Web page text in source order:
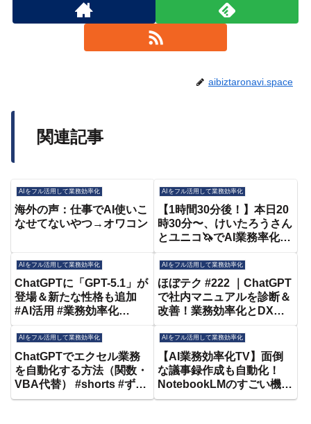
aibiztaronavi.space
関連記事
AIをフル活用して業務効率化
海外の声：仕事でAI使いこ
なせてないやつ→オワコン
AIをフル活用して業務効率化
【1時間30分後！】本日20
時30分〜、けいたろうさん
とユニコ🦄でAI業務率化の
話題の色んなツールを試し
ていきたいと思いま
す！！！
AIをフル活用して業務効率化
ChatGPTに「GPT-5.1」が
登場＆新たな性格も追加
#AI活用 #業務効率化
#MicrosoftCopilot
@Microsoft
AIをフル活用して業務効率化
ほぼテク #222 ｜ChatGPT
で社内マニュアルを診断＆
改善！業務効率化とDXを
徹底解説
AIをフル活用して業務効率化
ChatGPTでエクセル業務
を自動化する方法（関数・
VBA代替） #shorts #ずん
だもん #ai初心者 #ai活用
AIをフル活用して業務効率化
【AI業務効率化TV】面倒
な議事録作成も自動化！
NotebookLMのすごい機能
#shorts